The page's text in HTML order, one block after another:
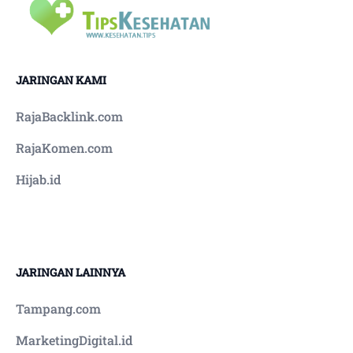
JARINGAN KAMI
RajaBacklink.com
RajaKomen.com
Hijab.id
JARINGAN LAINNYA
Tampang.com
MarketingDigital.id